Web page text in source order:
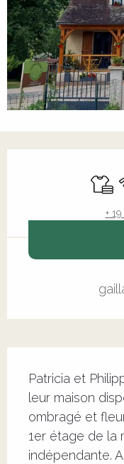
+
Patricia et
leur maison
ombragé et
1er étage de la
indépendante.